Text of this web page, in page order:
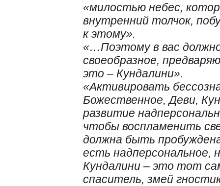
«милостью небес,
внутренний толчок,
к этому».
«…Поэтому в вас
своеобразное,
это – Кундалини».
«Активировать
Божественное, Деви,
развитие
чтобы воспламенить
должна быть
есть надперсональное,
Кундалини – это тот
спаситель, змей